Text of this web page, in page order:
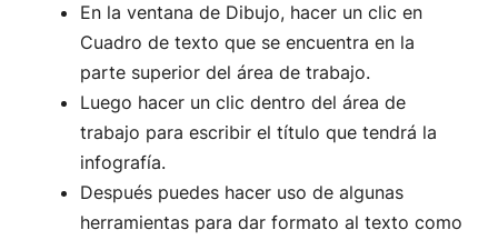
En la ventana de Dibujo, hacer un clic en
Cuadro de texto que se encuentra en la
parte superior del área de trabajo.
Luego hacer un clic dentro del área de
trabajo para escribir el título que tendrá la
infografía.
Después puedes hacer uso de algunas
herramientas para dar formato al texto como